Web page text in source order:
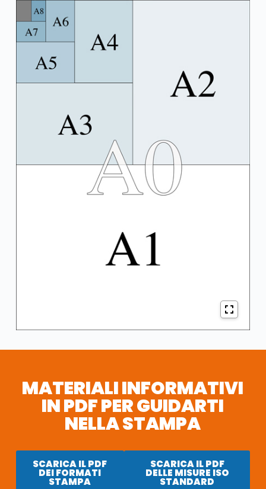
MATERIALI INFORMATIVI
IN PDF PER GUIDARTI
NELLA STAMPA
SCARICA IL PDF
DEI FORMATI
STAMPA
SCARICA IL PDF
DELLE MISURE ISO
STANDARD